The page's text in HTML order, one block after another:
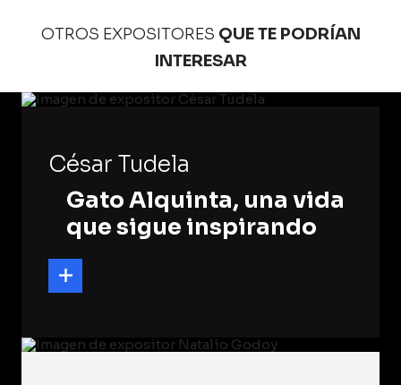
OTROS EXPOSITORES QUE TE PODRÍAN
INTERESAR
César Tudela
Gato Alquinta, una vida
que sigue inspirando